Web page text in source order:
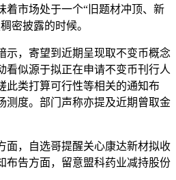
着市场处于一个“旧题材冲顶、新
密披露的时候。
，寄望到近期呈现取不变币概念
看似源于拟正在申请不变币刊行人
此类打算可行性等相关的通知布
测度。部门声称亦提及近期曾取金
，自选哥提醒关心康达新材拟收
布告方面，留意盟科药业减持股份